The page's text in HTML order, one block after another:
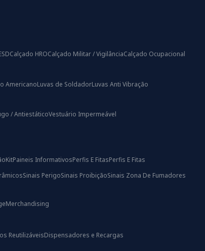
Calçado HROCalçado Militar / VigilânciaCalçado Ocupacional
AmericanoLuvas de SoldadorLuvas Anti Vibração
/ AntiestáticoVestuário Impermeável
KitPaineis InformativosPerfis E FitasPerfis E Fitas
Sinais PerigoSinais ProibiçãoSinais Zona De Fumadores
Merchandising
ReutilizáveisDispensadores e Recargas